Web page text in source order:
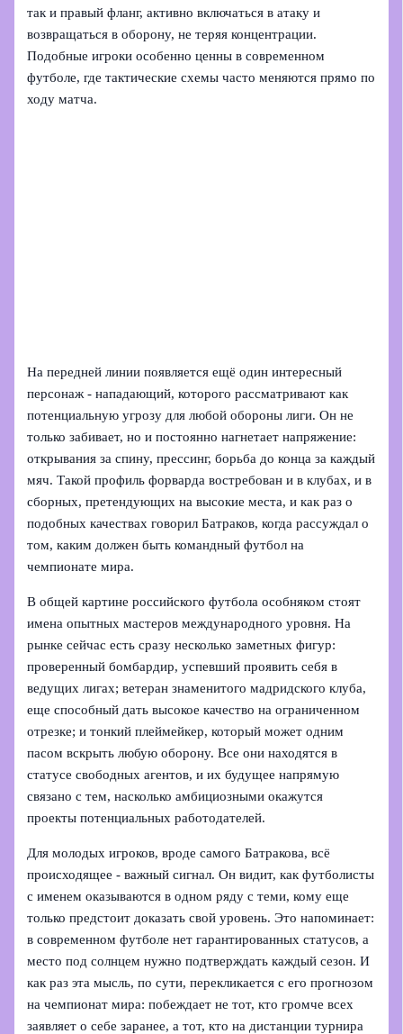
так и правый фланг, активно включаться в атаку и
возвращаться в оборону, не теряя концентрации.
Подобные игроки особенно ценны в современном
футболе, где тактические схемы часто меняются прямо по
ходу матча.
На передней линии появляется ещё один интересный
персонаж - нападающий, которого рассматривают как
потенциальную угрозу для любой обороны лиги. Он не
только забивает, но и постоянно нагнетает напряжение:
открывания за спину, прессинг, борьба до конца за каждый
мяч. Такой профиль форварда востребован и в клубах, и в
сборных, претендующих на высокие места, и как раз о
подобных качествах говорил Батраков, когда рассуждал о
том, каким должен быть командный футбол на
чемпионате мира.
В общей картине российского футбола особняком стоят
имена опытных мастеров международного уровня. На
рынке сейчас есть сразу несколько заметных фигур:
проверенный бомбардир, успевший проявить себя в
ведущих лигах; ветеран знаменитого мадридского клуба,
еще способный дать высокое качество на ограниченном
отрезке; и тонкий плеймейкер, который может одним
пасом вскрыть любую оборону. Все они находятся в
статусе свободных агентов, и их будущее напрямую
связано с тем, насколько амбициозными окажутся
проекты потенциальных работодателей.
Для молодых игроков, вроде самого Батракова, всё
происходящее - важный сигнал. Он видит, как футболисты
с именем оказываются в одном ряду с теми, кому еще
только предстоит доказать свой уровень. Это напоминает:
в современном футболе нет гарантированных статусов, а
место под солнцем нужно подтверждать каждый сезон. И
как раз эта мысль, по сути, перекликается с его прогнозом
на чемпионат мира: побеждает не тот, кто громче всех
заявляет о себе заранее, а тот, кто на дистанции турнира